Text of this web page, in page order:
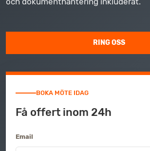
RING OSS
BOKA MÖTE IDAG
Få offert inom 24h
Email